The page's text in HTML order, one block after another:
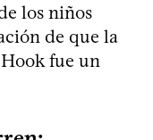
los niños
de que la
fue un